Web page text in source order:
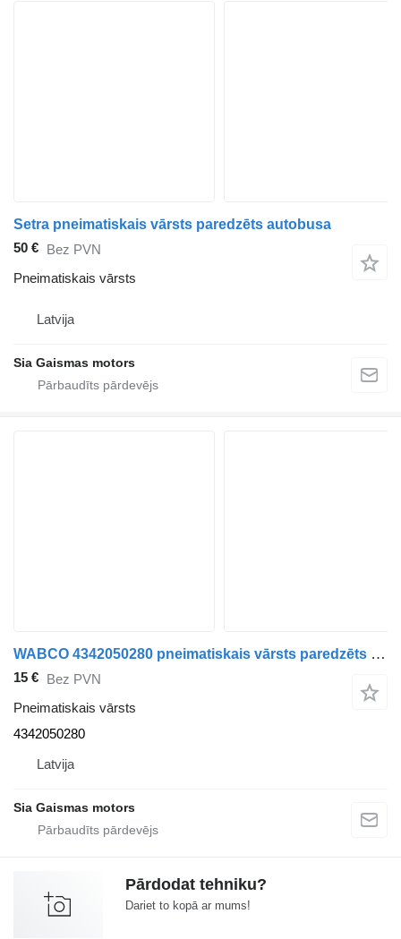
Setra pneimatiskais vārsts paredzēts autobusa
50 € Bez PVN
Pneimatiskais vārsts
Latvija
Sia Gaismas motors
WABCO 4342050280 pneimatiskais vārsts paredzēts autobusa
15 € Bez PVN
Pneimatiskais vārsts
4342050280
Latvija
Sia Gaismas motors
Pārdodat tehniku?
Dariet to kopā ar mums!